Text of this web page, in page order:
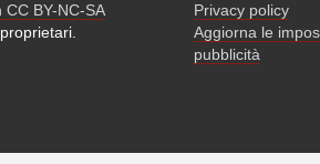
BY-NC-SA
Privacy policy
Aggiorna le
pubblicità